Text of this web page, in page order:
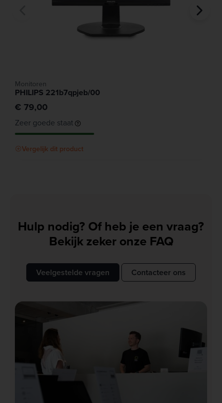
Monitoren
PHILIPS 221b7qpjeb/00
€ 79,00
Zeer goede staat
Vergelijk dit product
Hulp nodig? Of heb je een vraag?
Bekijk zeker onze FAQ
Veelgestelde vragen Contacteer ons